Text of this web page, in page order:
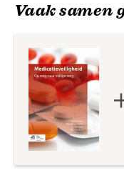
Bekijk alle boeken
Bekijk alle boeken
in zorg en welzijn
Vaak samen